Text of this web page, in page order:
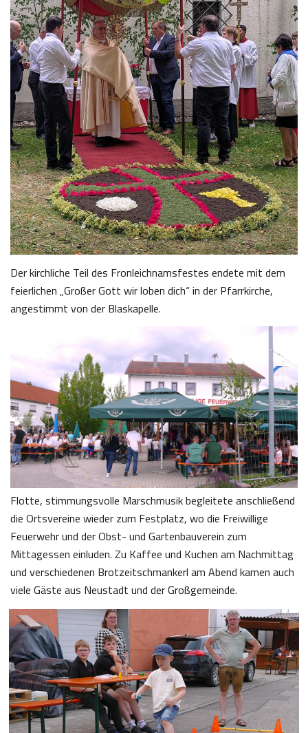
Der kirchliche Teil des Fronleichnamsfestes endete mit dem
feierlichen „Großer Gott wir loben dich“ in der Pfarrkirche,
angestimmt von der Blaskapelle.
Flotte, stimmungsvolle Marschmusik begleitete anschließend
die Ortsvereine wieder zum Festplatz, wo die Freiwillige
Feuerwehr und der Obst- und Gartenbauverein zum
Mittagessen einluden. Zu Kaffee und Kuchen am Nachmittag
und verschiedenen Brotzeitschmankerl am Abend kamen auch
viele Gäste aus Neustadt und der Großgemeinde.